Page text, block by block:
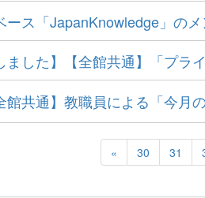
ース「JapanKnowledge」の
ました】【全館共通】「プラ
館共通】教職員による「今月
« 30 31